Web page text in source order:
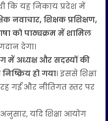
कि यह निकाय प्रदेश में
नवाचार, शिक्षक प्रशिक्षण,
को पाठ्यक्रम में शामिल
देगा।
में अध्यक्ष और सदस्यों की
हो गया। इससे शिक्षा
गईं और नीतिगत स्तर पर
यदि शिक्षा आयोग